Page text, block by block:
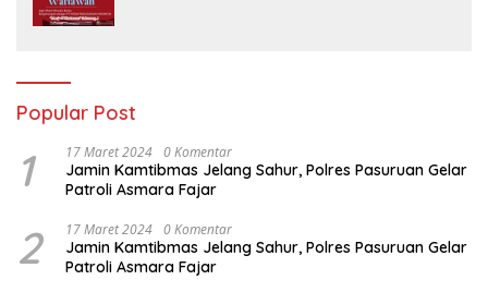
Popular Post
1 17 Maret 2024 0 Komentar
Jamin Kamtibmas Jelang Sahur, Polres Pasuruan Gelar
Patroli Asmara Fajar
2 17 Maret 2024 0 Komentar
Jamin Kamtibmas Jelang Sahur, Polres Pasuruan Gelar
Patroli Asmara Fajar